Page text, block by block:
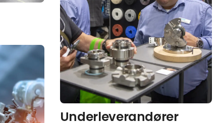
Underleverandører